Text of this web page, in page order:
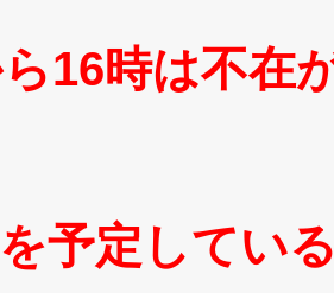
16時は不在
予定してい